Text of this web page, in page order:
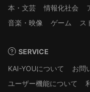
本・文芸
情報化社会
音楽・映像
ゲーム ス
SERVICE
KAI-YOUについて
お問
ユーザー機能について